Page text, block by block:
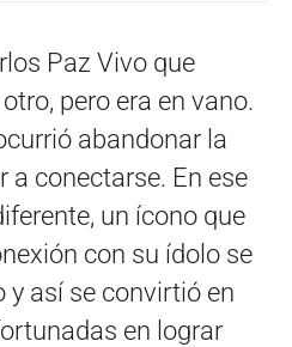
Paz Vivo que
pero era en vano.
abandonar la
conectarse. En ese
un ícono que
con su ídolo se
y así se convirtió en
en lograr